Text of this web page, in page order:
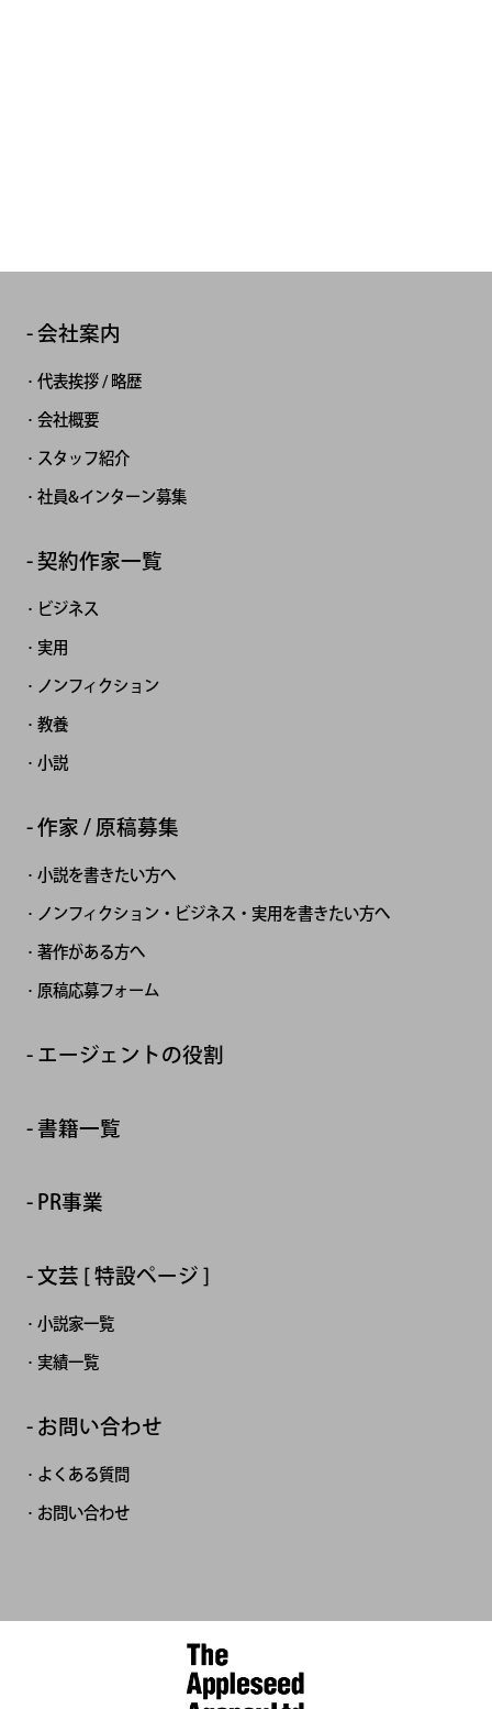
会社案内
代表挨拶 / 略歴
会社概要
スタッフ紹介
社員&インターン募集
契約作家一覧
ビジネス
実用
ノンフィクション
教養
小説
作家 / 原稿募集
小説を書きたい方へ
ノンフィクション・ビジネス・実用を書きたい方へ
著作がある方へ
原稿応募フォーム
エージェントの役割
書籍一覧
PR事業
文芸 [ 特設ページ ]
小説家一覧
実績一覧
お問い合わせ
よくある質問
お問い合わせ